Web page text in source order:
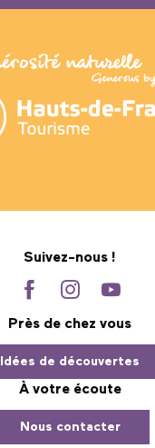
Suivez-nous !
Près de chez vous
Idées de découvertes
À votre écoute
Nous contacter